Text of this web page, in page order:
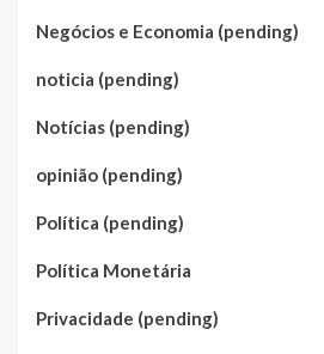
Negócios e Economia (pending)
noticia (pending)
Notícias (pending)
opinião (pending)
Política (pending)
Política Monetária
Privacidade (pending)